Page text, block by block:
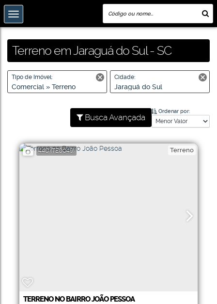
Terreno em Jaraguá do Sul - SC
Tipo de Imóvel:
Comercial » Terreno
Cidade:
Jaraguá do Sul
Busca Avançada
Ordenar por:
440 (TE0049) Terreno
TERRENO NO BAIRRO JOÃO PESSOA